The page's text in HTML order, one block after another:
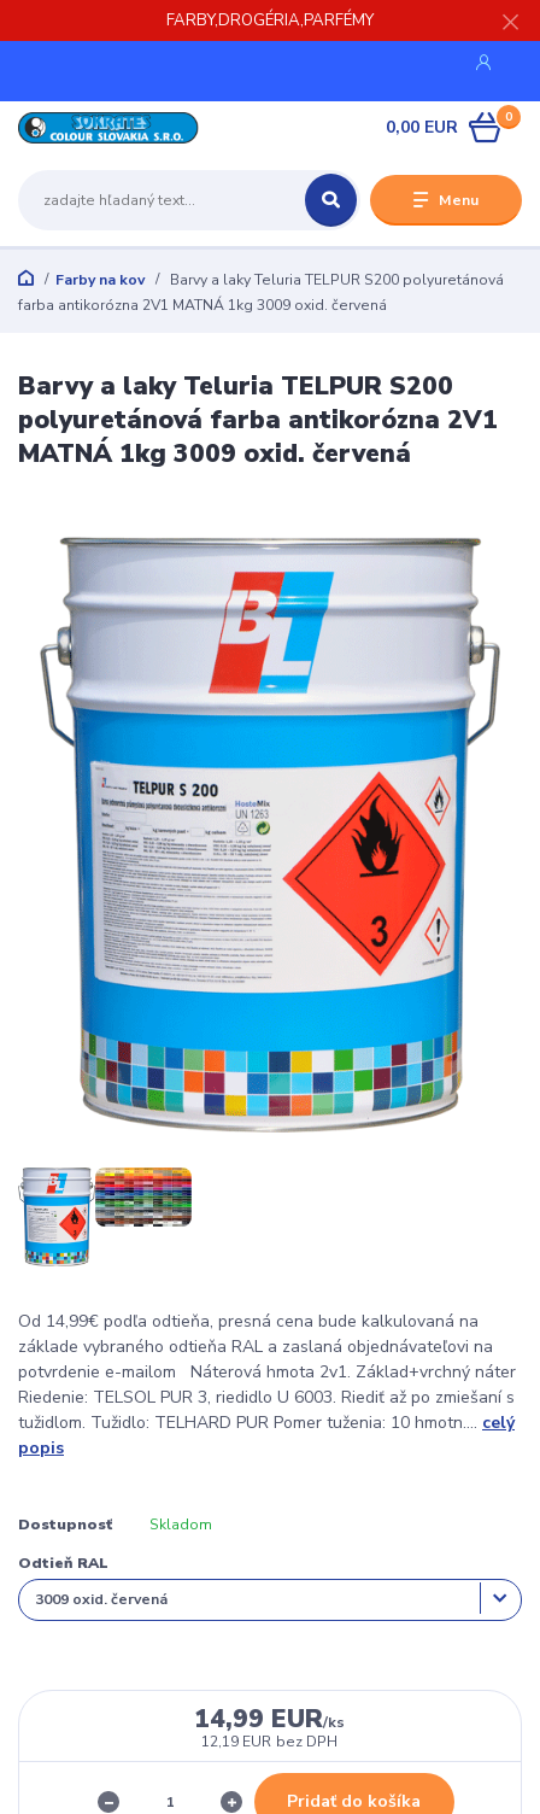
FARBY,DROGÉRIA,PARFÉMY
Menu
0
0,00 EUR
Farby na kov
Barvy a laky Teluria TELPUR S200 polyuretánová
farba antikorózna 2V1 MATNÁ 1kg 3009 oxid. červená
Barvy a laky Teluria TELPUR S200
polyuretánová farba antikorózna 2V1
MATNÁ 1kg 3009 oxid. červená
Od 14,99€ podľa odtieňa, presná cena bude kalkulovaná na
základe vybraného odtieňa RAL a zaslaná objednávateľovi na
potvrdenie e-mailom Náterová hmota 2v1. Základ+vrchný náter
Riedenie: TELSOL PUR 3, riedidlo U 6003. Riediť až po zmiešaní s
tužidlom. Tužidlo: TELHARD PUR Pomer tuženia: 10 hmotn.... celý
popis
Dostupnosť Skladom
Odtieň RAL
14,99 EUR/ks
12,19 EUR bez DPH
Pridať do košíka